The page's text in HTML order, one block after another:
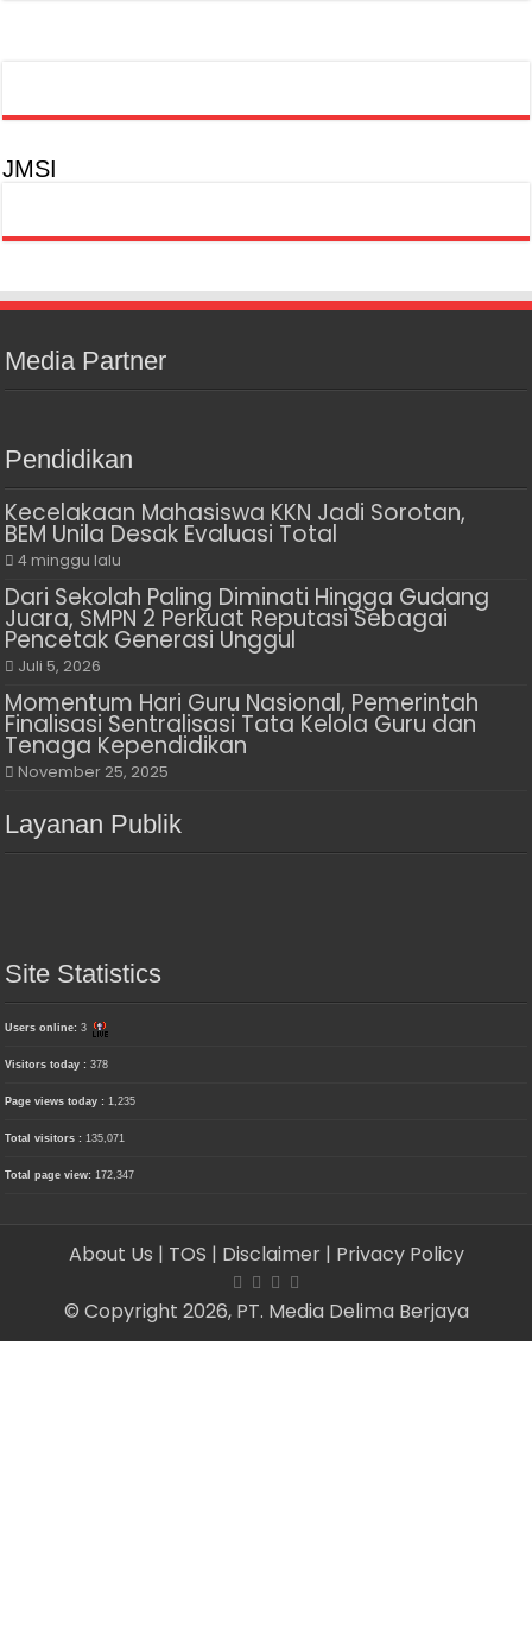
JMSI
Media Partner
Pendidikan
Kecelakaan Mahasiswa KKN Jadi Sorotan,
BEM Unila Desak Evaluasi Total
4 minggu lalu
Dari Sekolah Paling Diminati Hingga Gudang
Juara, SMPN 2 Perkuat Reputasi Sebagai
Pencetak Generasi Unggul
Juli 5, 2026
Momentum Hari Guru Nasional, Pemerintah
Finalisasi Sentralisasi Tata Kelola Guru dan
Tenaga Kependidikan
November 25, 2025
Layanan Publik
Site Statistics
Users online:3
Visitors today :378
Page views today :1,235
Total visitors :135,071
Total page view:172,347
About Us | TOS | Disclaimer | Privacy Policy
© Copyright 2026, PT. Media Delima Berjaya